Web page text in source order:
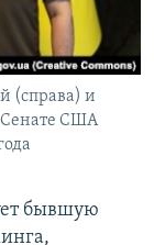
(справа) и
Сенате США
бывшую